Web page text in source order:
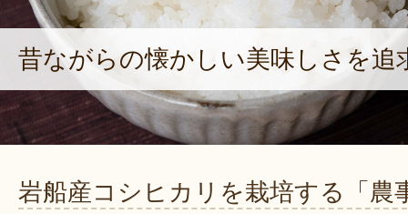
昔ながらの懐かしい美味しさを追
岩船産コシヒカリを栽培する「農